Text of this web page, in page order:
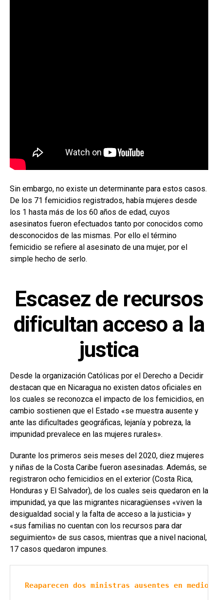
Sin embargo, no existe un determinante para estos casos.
De los 71 femicidios registrados, había mujeres desde
los 1 hasta más de los 60 años de edad, cuyos
asesinatos fueron efectuados tanto por conocidos como
desconocidos de las mismas. Por ello el término
femicidio se refiere al asesinato de una mujer, por el
simple hecho de serlo.
Escasez de recursos
dificultan acceso a la
justica
Desde la organización Católicas por el Derecho a Decidir
destacan que en Nicaragua no existen datos oficiales en
los cuales se reconozca el impacto de los femicidios, en
cambio sostienen que el Estado «se muestra ausente y
ante las dificultades geográficas, lejanía y pobreza, la
impunidad prevalece en las mujeres rurales».
Durante los primeros seis meses del 2020, diez mujeres
y niñas de la Costa Caribe fueron asesinadas. Además, se
registraron ocho femicidios en el exterior (Costa Rica,
Honduras y El Salvador), de los cuales seis quedaron en la
impunidad, ya que las migrantes nicaragüenses «viven la
desigualdad social y la falta de acceso a la justicia» y
«sus familias no cuentan con los recursos para dar
seguimiento» de sus casos, mientras que a nivel nacional,
17 casos quedaron impunes.
Reaparecen dos ministras ausentes en